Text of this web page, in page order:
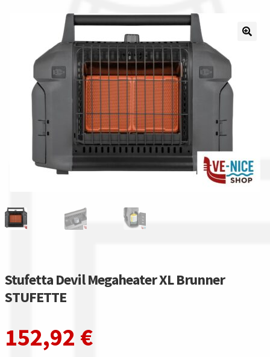
Il nostro gruppo acquisti
La nostra azienda
Condizioni generali
Acquisti in rete pubblica amministrazione
Assicurazione integrativa Garanzia3
Bonus fiscali 2025
Diritto di recesso
Gestione resi
Guida all’utilizzo del sito
Pagamenti
Stufetta Devil Megaheater XL Brunner
STUFETTE
152,92 €